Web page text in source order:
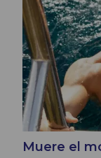
Muere el